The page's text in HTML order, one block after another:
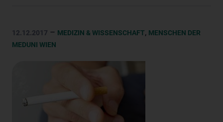
12.12.2017 – MEDIZIN & WISSENSCHAFT, MENSCHEN DER
MEDUNI WIEN